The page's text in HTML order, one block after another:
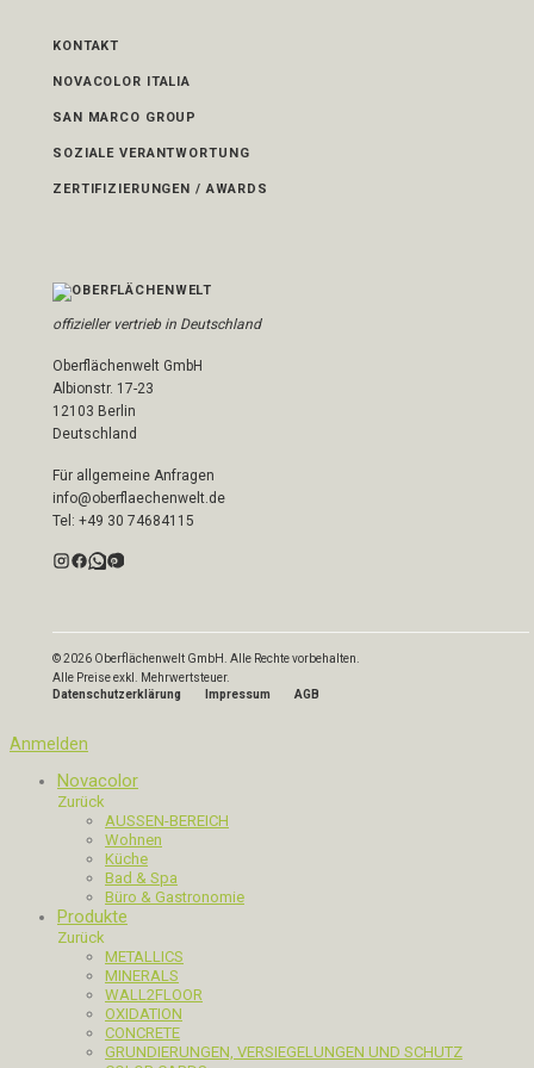
KONTAKT
NOVACOLOR ITALIA
SAN MARCO GROUP
SOZIALE VERANTWORTUNG
ZERTIFIZIERUNGEN / AWARDS
offizieller vertrieb in Deutschland
Oberflächenwelt GmbH
Albionstr. 17-23
12103 Berlin
Deutschland
Für allgemeine Anfragen
info@oberflaechenwelt.de
Tel: +49 30 74684115
© 2026 Oberflächenwelt GmbH. Alle Rechte vorbehalten.
Alle Preise exkl. Mehrwertsteuer.
Datenschutzerklärung
Impressum AGB
Anmelden
Novacolor
Zurück
AUSSEN-BEREICH
Wohnen
Küche
Bad & Spa
Büro & Gastronomie
Produkte
Zurück
METALLICS
MINERALS
WALL2FLOOR
OXIDATION
CONCRETE
GRUNDIERUNGEN, VERSIEGELUNGEN UND SCHUTZ